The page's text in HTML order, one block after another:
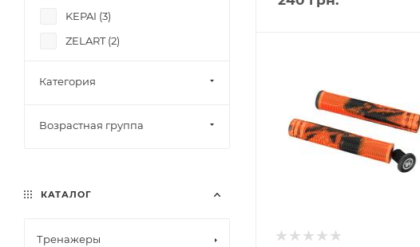
KEPAI (3)
ZELART (2)
Категория
Возрастная группа
КАТАЛОГ
Тренажеры